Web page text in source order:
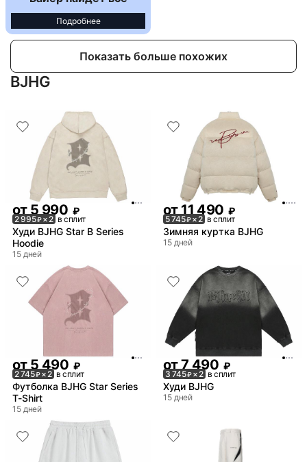
Подробнее
Показать больше похожих
BJHG
от5 990 ₽
2 995₽× 2 в сплит
Худи BJHG Star B Series
Hoodie
15 дней
от11 490 ₽
5 745₽× 2 в сплит
Зимняя куртка BJHG
15 дней
от 5 490 ₽
2 745₽× 2 в сплит
Футболка BJHG Star Series
T-Shirt
15 дней
от7 490 ₽
3 745₽× 2 в сплит
Худи BJHG
15 дней